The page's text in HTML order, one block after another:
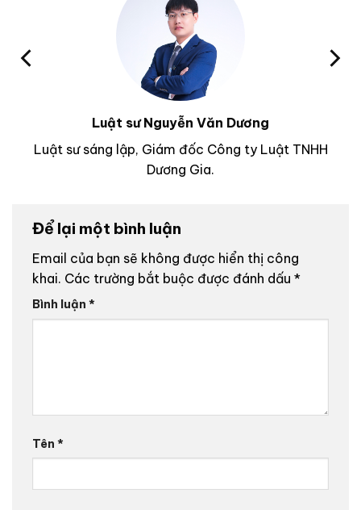
Luật sư Nguyễn Văn Dương
Luật sư sáng lập, Giám đốc Công ty Luật TNHH
Dương Gia.
Để lại một bình luận
Email của bạn sẽ không được hiển thị công
khai. Các trường bắt buộc được đánh dấu *
Bình luận *
Tên *